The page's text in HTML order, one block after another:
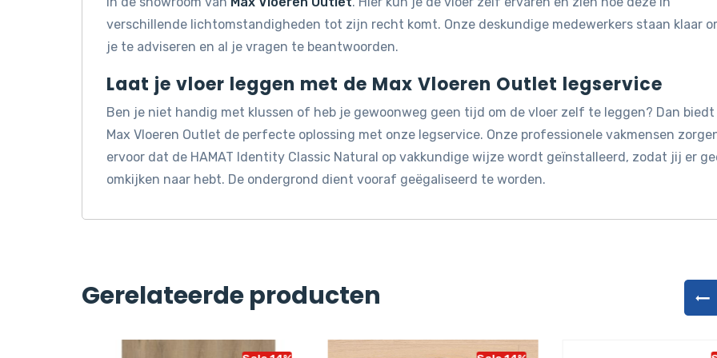
verschillende lichtomstandigheden tot zijn recht komt. Onze deskundige medewerkers staan klaar
je te adviseren en al je vragen te beantwoorden.
Laat je vloer leggen met de Max Vloeren Outlet legservice
Ben je niet handig met klussen of heb je gewoonweg geen tijd om de vloer zelf te leggen? Dan biedt
Max Vloeren Outlet de perfecte oplossing met onze legservice. Onze professionele vakmensen
ervoor dat de HAMAT Identity Classic Natural op vakkundige wijze wordt geïnstalleerd, zodat jij er
omkijken naar hebt. De ondergrond dient vooraf geëgaliseerd te worden.
Gerelateerde producten